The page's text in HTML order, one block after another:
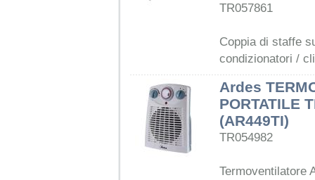
TR057861
Coppia di staffe
condizionatori /
Ardes
PORTATILE
(AR449TI)
TR054982
Termoventilatore